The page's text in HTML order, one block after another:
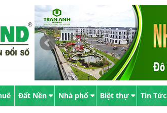
Đất Nền Nhà phố Biệt thự Tin Tức